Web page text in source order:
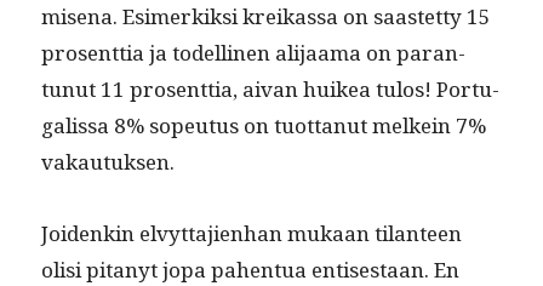
mise­na. Esimerkik­si kreikas­sa on saastet­ty 15
pros­ent­tia ja todel­li­nen ali­jaa­ma on paran­
tunut 11 pros­ent­tia, aivan huikea tulos! Por­tu­
galis­sa 8% sopeu­tus on tuot­tanut melkein 7%
vakautuksen.
Joidenkin elvyt­ta­jien­han mukaan tilanteen
olisi pitanyt jopa pahen­tua entis­es­taan. En